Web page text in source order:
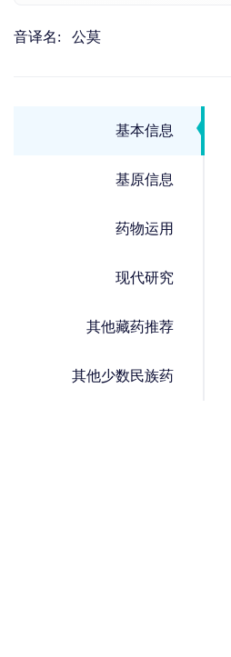
音译名: 公莫
基本信息
基原信息
药物运用
现代研究
其他藏药推荐
其他少数民族药